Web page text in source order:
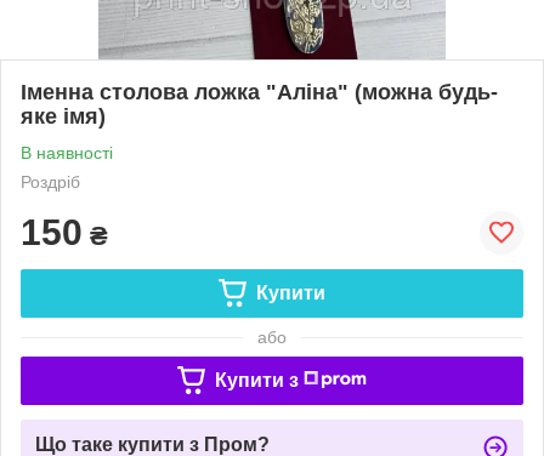
Іменна столова ложка "Аліна" (можна будь-
яке імя)
В наявності
Роздріб
150 ₴
Купити
або
Купити з
Що таке купити з Пром?